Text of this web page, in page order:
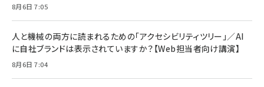
8月6日 7:05
人と機械の両方に読まれるための「アクセシビリティツリー」／AI
に自社ブランドは表示されていますか？【Web担当者向け講演】
8月6日 7:04